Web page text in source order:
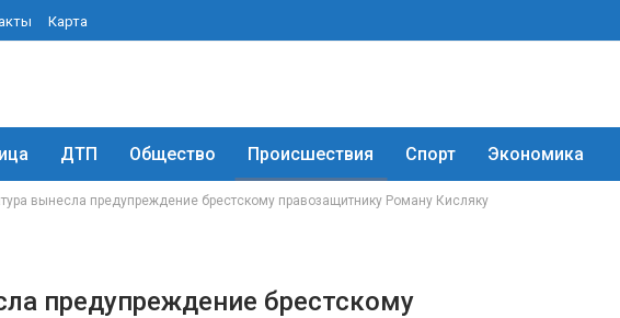
Карта
ДТП Общество Происшествия Спорт Экономика
вынесла предупреждение брестскому правозащитнику Роману Кисляку
предупреждение брестскому